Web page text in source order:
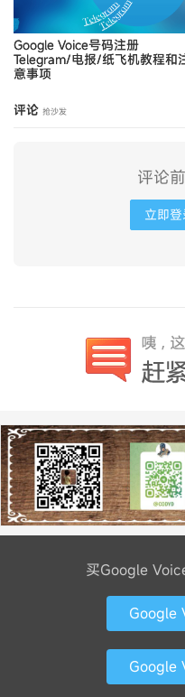
Google Voice号码注册
Telegram/电报/纸飞机教程和
意事项
评论 抢沙发
评论
立即登
买Google
Google
Google